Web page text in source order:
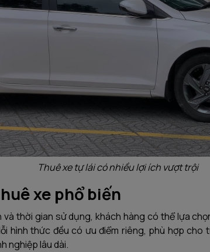
Thuê xe tự lái có nhiều lợi ích vượt trội
xe phổ biến
và thời gian sử dụng, khách hàng có thể lựa
hình thức đều có ưu điểm riêng, phù hợp
nghiệp lâu dài.